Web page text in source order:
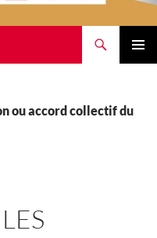
ou accord collectif du